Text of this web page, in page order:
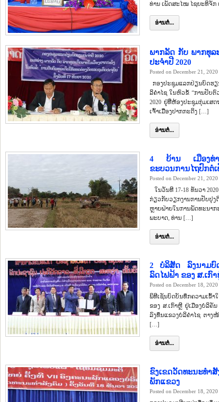
ທ່ານ ເພັດສະໄໝ ໄຊຍະທິຈັກ
ອ່ານຕໍ່...
ພາກລັດ ກັບ ພາກທຸລ
ປະຈຳປີ 2020
Posted on December 21, 2020
ກອງປະຊຸມແລກປ່ຽນບົດຮຽ
ລິຄຳໄຊ ໃນຫົວຂໍ້ “ການປັບ
2020 ຢູ່ທີ່ຫ້ອງປະຊຸມກຸ່ມເສ
ເຈົ້າເມືຶອງປາກກະດິງ […]
ອ່ານຕໍ່...
4 ບ້ານ ເມືອງທ່າ
ຂະບວນການໄຖປົກຕໍເ
Posted on December 21, 2020
ໃນວັນທີ 17-18 ທັນວາ
ກ່ຽວກັບວຽກງານການປັບປຸ
ຫຼາຍຝ່າຍໃນການພັດທະນາກ
ພະບາດ, ທ່ານ […]
ອ່ານຕໍ່...
2 ບໍລິສັດ ລົງນາມບົ
ລົດໄຟຟ້າ ຂອງ ສ.ເກົ
Posted on December 18, 2020
ພິທີເຊັນບົດບັນທຶກຄວາມເຂົ້
ຂອງ ສ.ເກົາຫຼີ ຢູ່ເມືອງບໍລິຄັ
ລົງທຶນແຂວງບໍລິຄຳໄຊ ຕາງ
[…]
ອ່ານຕໍ່...
ຂົງເຂດວັດທະນະທຳ
ພັກແຂວງ
Posted on December 18, 2020